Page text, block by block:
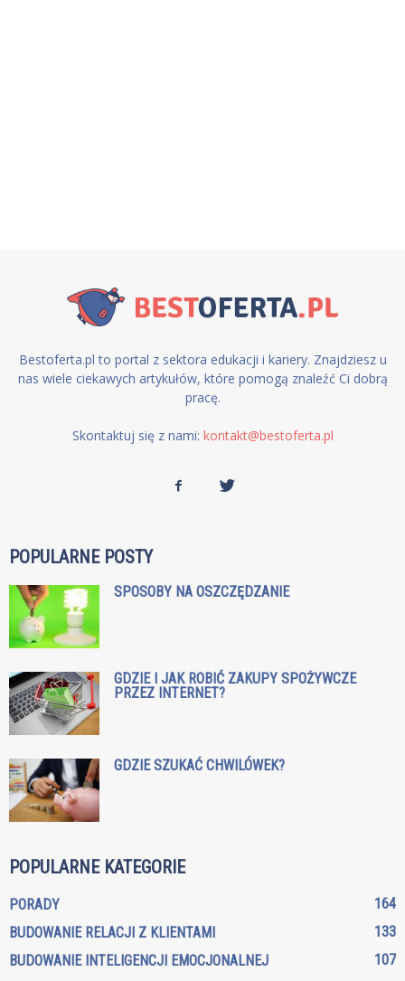
Bestoferta.pl to portal z sektora edukacji i kariery. Znajdziesz u
nas wiele ciekawych artykułów, które pomogą znaleźć Ci dobrą
pracę.
Skontaktuj się z nami: kontakt@bestoferta.pl
POPULARNE POSTY
SPOSOBY NA OSZCZĘDZANIE
GDZIE I JAK ROBIĆ ZAKUPY SPOŻYWCZE
PRZEZ INTERNET?
GDZIE SZUKAĆ CHWILÓWEK?
POPULARNE KATEGORIE
PORADY
164
BUDOWANIE RELACJI Z KLIENTAMI
133
BUDOWANIE INTELIGENCJI EMOCJONALNEJ
107